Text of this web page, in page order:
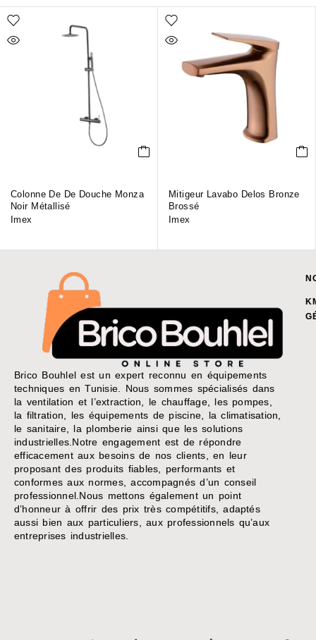
Colonne De De Douche Monza
Noir Métallisé
Imex
Mitigeur Lavabo Delos Bronze
Brossé
Imex
Brico Bouhlel est un expert reconnu en équipements
techniques en Tunisie. Nous sommes spécialisés dans
la ventilation et l’extraction, le chauffage, les pompes,
la filtration, les équipements de piscine, la climatisation,
le sanitaire, la plomberie ainsi que les solutions
industrielles.Notre engagement est de répondre
efficacement aux besoins de nos clients, en leur
proposant des produits fiables, performants et
conformes aux normes, accompagnés d’un conseil
professionnel.Nous mettons également un point
d’honneur à offrir des prix très compétitifs, adaptés
aussi bien aux particuliers, aux professionnels qu’aux
entreprises industrielles.